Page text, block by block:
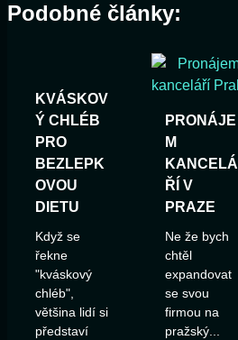
Podobné články:
KVÁSKOV
Ý CHLÉB
PRO
BEZLEPK
OVOU
DIETU
Když se
řekne
"kváskový
chléb",
většina lidí si
představí
PRONÁJE
M
KANCELÁ
ŘÍ V
PRAZE
Ne že bych
chtěl
expandovat
se svou
firmou na
pražský...